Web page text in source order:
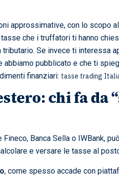
approssimative, con lo scopo
che i truffatori ti hanno
Se invece ti interessa
abbiamo pubblicato e che ti
finanziari: tasse trading
chi fa da
Fineco, Banca Sella o IWBank,
e versare le tasse al
, come spesso accade con